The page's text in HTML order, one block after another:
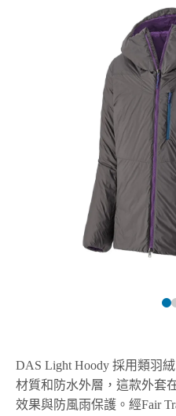
DAS Light Hoody 採用類羽
材質和防水外層，這款外套
效果與防風雨保護。經Fair